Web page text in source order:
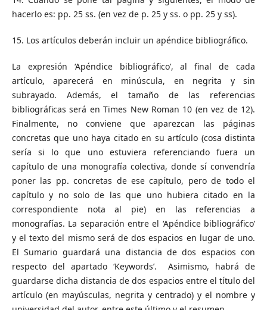
hacerlo es: pp. 25 ss. (en vez de p. 25 y ss. o pp. 25 y ss).
15. Los artículos deberán incluir un apéndice bibliográfico.
La expresión ‘Apéndice bibliográfico’, al final de cada
artículo, aparecerá en minúscula, en negrita y sin
subrayado. Además, el tamaño de las referencias
bibliográficas será en Times New Roman 10 (en vez de 12).
Finalmente, no conviene que aparezcan las páginas
concretas que uno haya citado en su artículo (cosa distinta
sería si lo que uno estuviera referenciando fuera un
capítulo de una monografía colectiva, donde sí convendría
poner las pp. concretas de ese capítulo, pero de todo el
capítulo y no solo de las que uno hubiera citado en la
correspondiente nota al pie) en las referencias a
monografías. La separación entre el ‘Apéndice bibliográfico’
y el texto del mismo será de dos espacios en lugar de uno.
El Sumario guardará una distancia de dos espacios con
respecto del apartado ‘Keywords’. Asimismo, habrá de
guardarse dicha distancia de dos espacios entre el título del
artículo (en mayúsculas, negrita y centrado) y el nombre y